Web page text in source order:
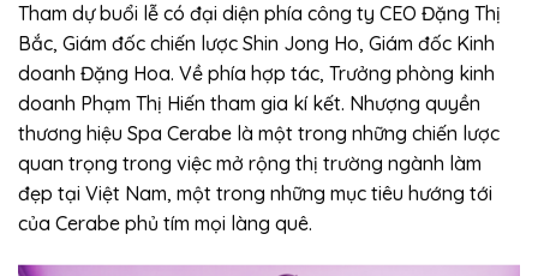
Tham dự buổi lễ có đại diện phía công ty CEO Đặng Thị
Bắc, Giám đốc chiến lược Shin Jong Ho, Giám đốc Kinh
doanh Đặng Hoa. Về phía hợp tác, Trưởng phòng kinh
doanh Phạm Thị Hiến tham gia kí kết. Nhượng quyền
thương hiệu Spa Cerabe là một trong những chiến lược
quan trọng trong việc mở rộng thị trường ngành làm
đẹp tại Việt Nam, một trong những mục tiêu hướng tới
của Cerabe phủ tím mọi làng quê.